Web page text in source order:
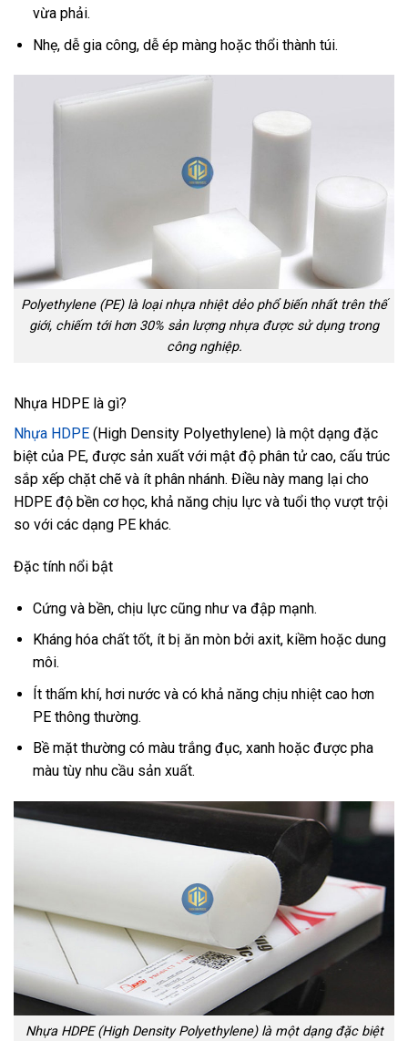
vừa phải.
Nhẹ, dễ gia công, dễ ép màng hoặc thổi thành túi.
Polyethylene (PE) là loại nhựa nhiệt dẻo phổ biến nhất trên thế
giới, chiếm tới hơn 30% sản lượng nhựa được sử dụng trong
công nghiệp.
Nhựa HDPE là gì?
Nhựa HDPE (High Density Polyethylene) là một dạng đặc
biệt của PE, được sản xuất với mật độ phân tử cao, cấu trúc
sắp xếp chặt chẽ và ít phân nhánh. Điều này mang lại cho
HDPE độ bền cơ học, khả năng chịu lực và tuổi thọ vượt trội
so với các dạng PE khác.
Đặc tính nổi bật
Cứng và bền, chịu lực cũng như va đập mạnh.
Kháng hóa chất tốt, ít bị ăn mòn bởi axit, kiềm hoặc dung
môi.
Ít thấm khí, hơi nước và có khả năng chịu nhiệt cao hơn
PE thông thường.
Bề mặt thường có màu trắng đục, xanh hoặc được pha
màu tùy nhu cầu sản xuất.
Nhựa HDPE (High Density Polyethylene) là một dạng đặc biệt